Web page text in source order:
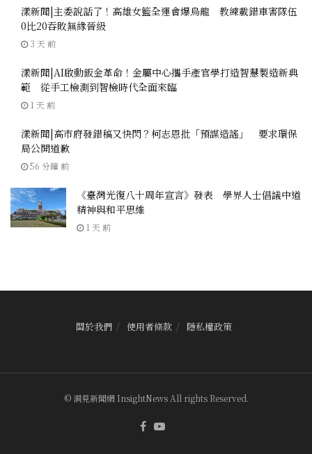
漾新聞|主委說話了！高雄女籃全運會爆烏龍 教練載錯車害隊伍
0比20吞敗無緣晉級
3 天 前
漾新聞|AI啟動鈑金革命！金屬中心攜手產官學打造智慧製造新典
範 從手工檢測到智檢時代全面來臨
1 天 前
漾新聞|高市府發錯稿又快閃？柯志恩批「預謀造謠」 要求環保
局公開道歉
56 分鐘 前
《臺灣光復八十周年宣言》發表 學界人士倡議中道
精神與和平思維
1 天 前
關於我們 使用者條款 隱私權政策
© 洞見新聞網 InsightNews All rights Reserved.